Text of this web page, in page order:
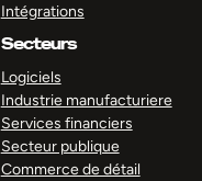
Intégrations
Secteurs
Logiciels
Industrie manufacturiere
Services financiers
Secteur publique
Commerce de détail